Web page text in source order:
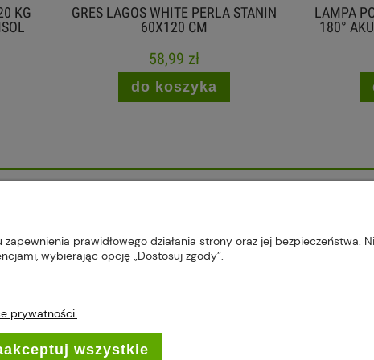
LAGOS WHITE PERLA STANIN
LAMPA PODŁOGOWA LED
180° AKUMULATOROWA
I DOSTAWA
płatności
prawidłowego działania strony oraz jej bezpieczeństwa.
wybierając opcję „Dostosuj zgody”.
prywatności.
wszystkie